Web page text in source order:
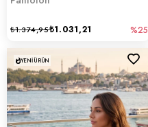
₺1.031,21
₺1.374,95 %25
YENI ÜRÜN